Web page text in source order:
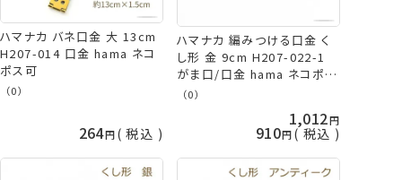
ハマナカ バネ口金 大 13cm
H207-014 口金 hama ネコ
ポス可
（0）
264 税込
ハマナカ 編みつける口金 く
し形 金 9cm H207-022-1
がま口/口金 hama ネコポス
可
（0）
1,012
910 税込